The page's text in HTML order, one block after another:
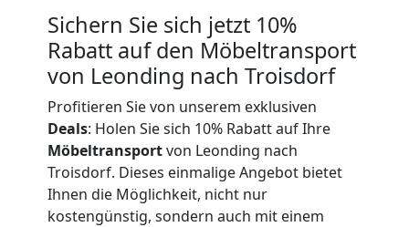
Sichern Sie sich jetzt 10%
Rabatt auf den Möbeltransport
von Leonding nach Troisdorf
Profitieren Sie von unserem exklusiven
Deals: Holen Sie sich 10% Rabatt auf Ihre
Möbeltransportvon Leonding nach
Troisdorf. Dieses einmalige Angebot bietet
Ihnen die Möglichkeit, nicht nur
kostengünstig, sondern auch mit einem
Expressumzug
Leonding
Tragehilfe
Leonding